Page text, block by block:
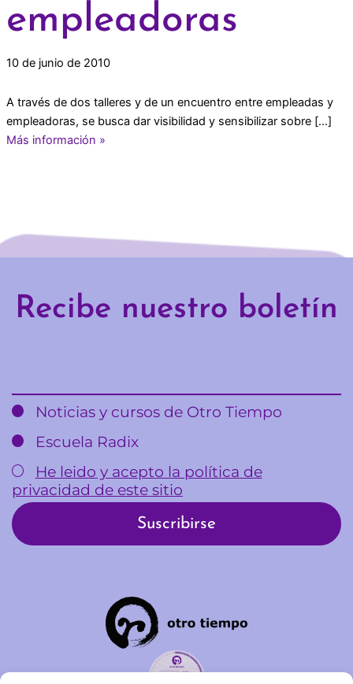
empleadoras
10 de junio de 2010
A través de dos talleres y de un encuentro entre empleadas y
empleadoras, se busca dar visibilidad y sensibilizar sobre […]
Más información »
Recibe nuestro boletín
Noticias y cursos de Otro Tiempo
Escuela Radix
He leido y acepto la política de
privacidad de este sitio